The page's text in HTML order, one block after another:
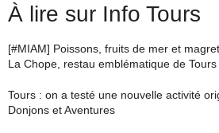
À lire sur Info Tours
[#MIAM] Poissons, fruits de mer et
La Chope, restau emblématique de Tours
Tours : on a testé une nouvelle activité
Donjons et Aventures